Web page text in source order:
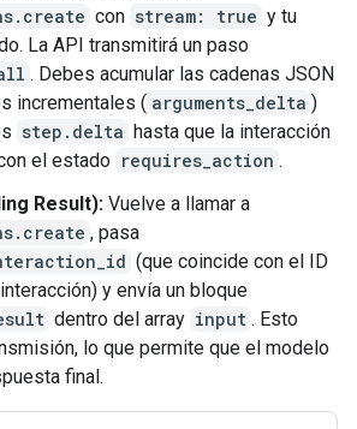
con stream: true y tu
La API transmitirá un paso
. Debes acumular las cadenas JSON
incrementales ( arguments_delta )
step.delta hasta que la interacción
el estado requires_action .
Result): Vuelve a llamar a
, pasa
(que coincide con el ID
y envía un bloque
dentro del array input . Esto
lo que permite que el modelo
final.